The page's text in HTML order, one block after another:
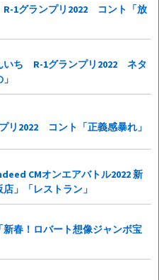
1グランプリ2022 コント「放
いち R-1グランプリ2022 ネタ
リ2022 コント「正義感暴れ」
CMオンエアバトル2022 新
」「レストラン」
春！ロバート想像ジャンボ宝